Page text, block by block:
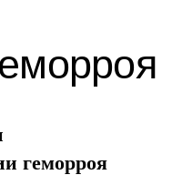
геморроя